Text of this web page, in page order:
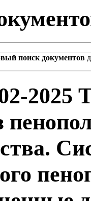
поиск документов
2025